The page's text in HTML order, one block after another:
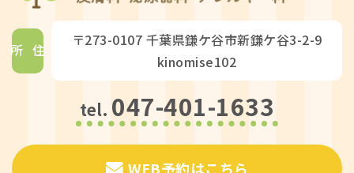
住所
〒273-0107 千葉県鎌ケ谷市新鎌ケ谷3-2-9
kinomise102
tel. 047-401-1633
WEB予約はこちら